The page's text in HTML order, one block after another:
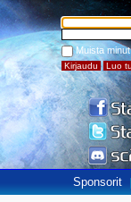
Muista minut
Sponsorit